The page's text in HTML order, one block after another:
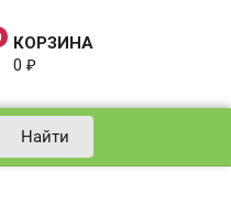
КОРЗИНА
0₽
Найти